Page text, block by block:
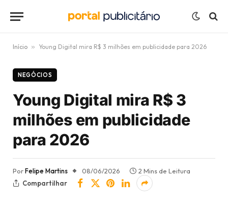
Início » Young Digital mira R$ 3 milhões em publicidade para 2026
NEGÓCIOS
Young Digital mira R$ 3
milhões em publicidade
para 2026
PorFelipe Martins 08/06/2026
2 Mins de Leitura
Compartilhar